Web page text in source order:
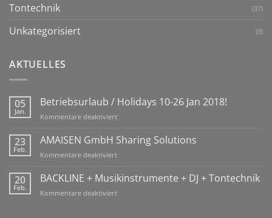
Tontechnik (37)
Unkategorisiert (0)
AKTUELLES
05
Jan.
Betriebsurlaub / Holidays 10-26 Jan 2018!
Kommentare deaktiviertfür
/
Holidays
10-
Jan
23
Feb.
AMAISEN GmbH Sharing Solutions
Kommentare deaktiviertfür
GmbH
Sharing
Solutions
20
Feb.
BACKLINE + Musikinstrumente + DJ + Tontechnik
Kommentare deaktiviertfür